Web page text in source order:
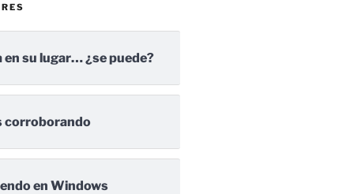
en su lugar… ¿se puede?
corroborando
en Windows